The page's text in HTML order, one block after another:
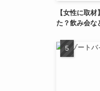
【女性に取
た？飲み会な